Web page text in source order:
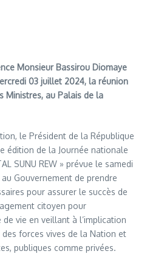
Monsieur Bassirou Diomaye
03 juillet 2024, la réunion
Ministres, au Palais de la
le Président de la République
édition de la Journée nationale
SUNU REW » prévue le samedi
Gouvernement de prendre
pour assurer le succès de
citoyen pour
vie en veillant à l’implication
forces vives de la Nation et
publiques comme privées.